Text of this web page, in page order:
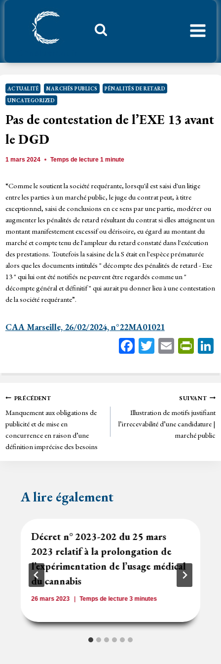
Aller
ACTUALITÉ MARCHÉS PUBLICS
PÉNALITÉS DE RETARD
UNCATEGORIZED
Pas de contestation de l’EXE 13 avant
le DGD
1 mars 2024 Temps de lecture1 minute
“Comme le soutient la société requérante, lorsqu'il est saisi d'un litige
entre les parties à un marché public, le juge du contrat peut, à titre
exceptionnel, saisi de conclusions en ce sens par une partie, modérer ou
augmenter les pénalités de retard résultant du contrat si elles atteignent un
montant manifestement excessif ou dérisoire, eu égard au montant du
marché et compte tenu de l'ampleur du retard constaté dans l'exécution
des prestations. Toutefois la saisine de la S était en l'espèce prématurée
alors que les documents intitulés " décompte des pénalités de retard - Exe
13 " qui lui ont été notifiés ne peuvent être regardés comme un "
décompte général et définitif " qui aurait pu donner lieu à une contestation
de la société requérante”.
CAA Marseille, 26/02/2024, n°22MA01021
Fa
bo
T
tt
E
ail
Pr
tF
rie
n
dl
y
Navigation
de
l’article
PRÉCÉDENT
Manquement aux obligations de
publicité et de mise en
concurrence en raison d’une
définition imprécise des besoins
SUIVANT
Illustration de motifs justifiant
l’irrecevabilité d’une candidature |
marché public
A lire également
Décret n° 2023-202 du 25 mars
2023 relatif à la prolongation de
l’expérimentation de l’usage médical
du cannabis
26 mars 2023 Temps de lecture 3minutes